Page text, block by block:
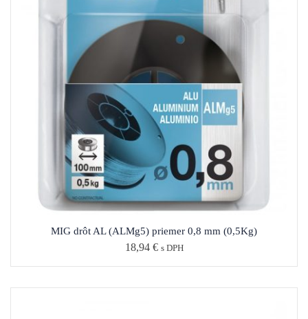
MIG drôt AL (ALMg5) priemer 0,8 mm (0,5Kg)
18,94 € s DPH